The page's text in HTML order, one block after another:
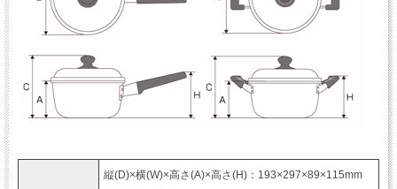
縦(D)×横(W)×高さ(A)×高さ(H)：193×297×89×115mm